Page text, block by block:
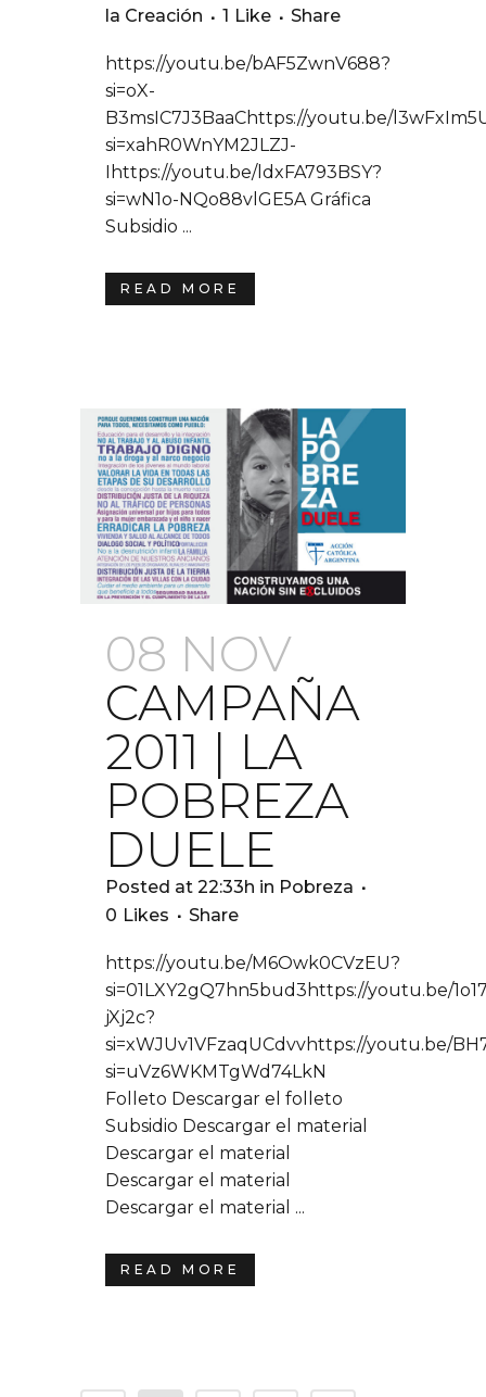
la Creación
1 Like Share
https://youtu.be/bAF5ZwnV688?
si=oX-
B3msIC7J3BaaChttps://youtu.be/
si=xahR0WnYM2JLZJ-
Ihttps://youtu.be/ldxFA793BSY?
si=wN1o-NQo88vlGE5A Gráfica
Subsidio ...
READ MORE
08 NOV
CAMPAÑA
2011 | LA
POBREZA
DUELE
Posted at 22:33h in Pobreza
0 Likes Share
https://youtu.be/M6Owk0CVzEU?
si=01LXY2gQ7hn5bud3https://youtu.be/
jXj2c?
si=xWJUv1VFzaqUCdvvhttps://youtu.be/
si=uVz6WKMTgWd74LkN
Folleto Descargar el folleto
Subsidio Descargar el material
Descargar el material
Descargar el material
Descargar el material ...
READ MORE